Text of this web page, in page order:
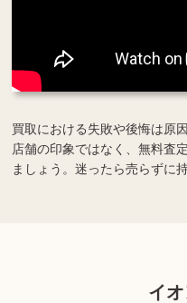
買取における失敗や後悔は原
店舗の印象ではなく、無料査
ましょう。迷ったら売らずに
イ